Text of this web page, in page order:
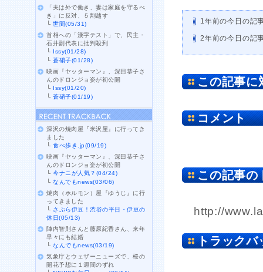
1年前の今日の記
2年前の今日の記
この記事に
コメント
この記事の
http://
トラックバ
「夫は外で働き、妻は家庭を守るべ
き」に反対、５割越す
└世間(05/31)
首相への「漢字テスト」で、民主・
石井副代表に批判殺到
└ Issy(01/28)
└蒼硝子(01/28)
映画『ヤッターマン』、深田恭子さ
んのドロンジョ姿が初公開
└ Issy(01/20)
└蒼硝子(01/19)
深沢の焼肉屋『米沢屋』に行ってき
ました
└食べ歩き.jp(09/19)
映画『ヤッターマン』、深田恭子さ
んのドロンジョ姿が初公開
└今ナニが人気？(04/24)
└なんでもnews(03/06)
焼肉（ホルモン）屋『ゆうじ』に行
ってきました
└ さぷら伊豆！渋谷の平日・伊豆の
休日(05/13)
陣内智則さんと藤原紀香さん、来年
早々にも結婚
└なんでもnews(03/19)
気象庁とウェザーニューズで、桜の
開花予想に１週間のずれ